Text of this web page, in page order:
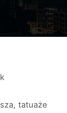
tatuaże